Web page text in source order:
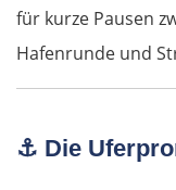
für kurze Pausen
Hafenrunde und
⚓ Die
Regensburg
Ingolstadt